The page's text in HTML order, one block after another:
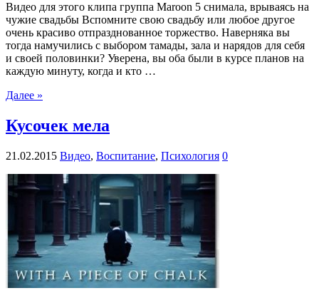
Видео для этого клипа группа Maroon 5 снимала, врываясь на
чужие свадьбы Вспомните свою свадьбу или любое другое
очень красиво отпразднованное торжество. Наверняка вы
тогда намучились с выбором тамады, зала и нарядов для себя
и своей половинки? Уверена, вы оба были в курсе планов на
каждую минуту, когда и кто …
Далее »
Кусочек мела
21.02.2015 Видео, Воспитание, Психология 0